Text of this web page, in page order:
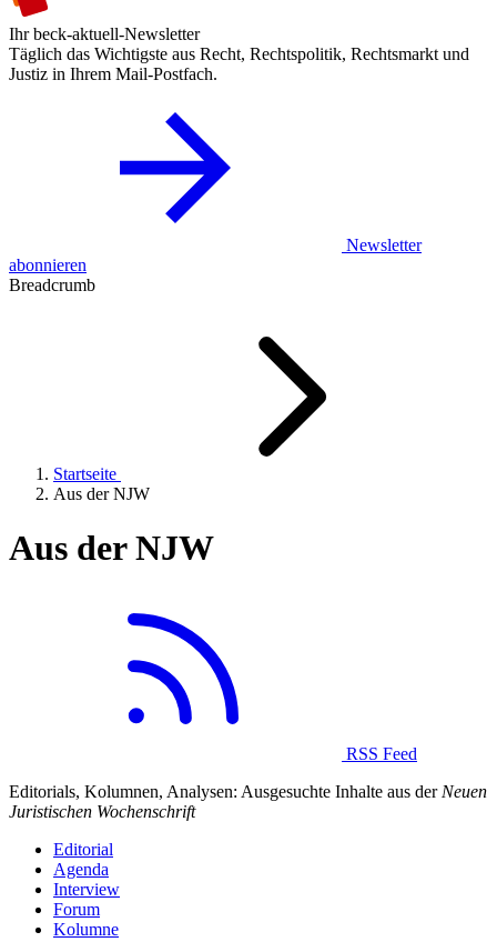
Ihr beck-aktuell-Newsletter
Täglich das Wichtigste aus Recht, Rechtspolitik, Rechtsmarkt und
Justiz in Ihrem Mail-Postfach.
Newsletter
abonnieren
Breadcrumb
Startseite
Aus der NJW
Aus der NJW
RSS Feed
Editorials, Kolumnen, Analysen: Ausgesuchte Inhalte aus der Neuen
Juristischen Wochenschrift
Editorial
Agenda
Interview
Forum
Kolumne